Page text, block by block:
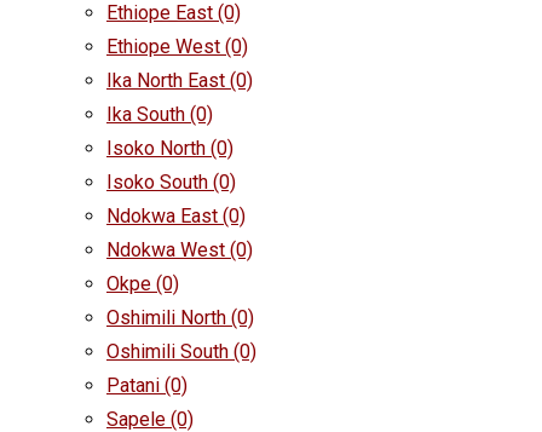
Ethiope East (0)
Ethiope West (0)
Ika North East (0)
Ika South (0)
Isoko North (0)
Isoko South (0)
Ndokwa East (0)
Ndokwa West (0)
Okpe (0)
Oshimili North (0)
Oshimili South (0)
Patani (0)
Sapele (0)